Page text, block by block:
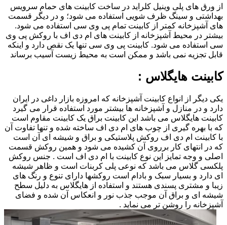
از ورق های پلی وینیل کلراید در ساخت کابینت های حمام سرویس
بهداشتی و سینگ ظرف شویی استفاده می شود؛ و در دیگر قسمت
های آشپزخانه کمتر از کابینت تمام پی وی سی استفاده می شود.
بیشتر در محیط آشپزخانه از کابینت های ام دی اف با روکش پی وی
سی استفاده می شود. کابینت پی وی سی تنها یک نقص دارد و اینکه
قابل تجزیه نمی باشد و ممکن است به محیط زیست آسیب برساند
کابینت هایگلاس :
یکی دیگر از انواع کابینت آشپزخانه که امروزه بازار داغی در ایران
دارد و در منازل و آشپزخانه ها بیشتر مورد استفاده قرار می گیرد
کابینت هایگلاس می باشد این کابینت براق یک کابینت مقاوم است
که با بهره گیری از چوب های ام دی اف ساخته شده و تنها تفاوت آن
با کابینت ام دی اف روکش پلاستیکی و براق و شیشه ای آن است
که در انتهای کار برروی آن کشیده می شود و همین روکش قسمت
اصلی و وجه تمایز این نوع کابینت با ام دی اف است . جنس روکش
پلکسی گلاس می باشد که نوعی پلی کربنات است و ظاهر شیشه
ای دارد و بسیار سبک و بادام است روکشها دارای تنوع و رنگ های
زیبا و مشتری پسندی هستند و استفاده از هایگلاس به دلیل سطح
شیشه ای و براق آن موجب جذب نور و انعکاس آن شده و فضای
آشپزخانه را روشن تر می نماید .